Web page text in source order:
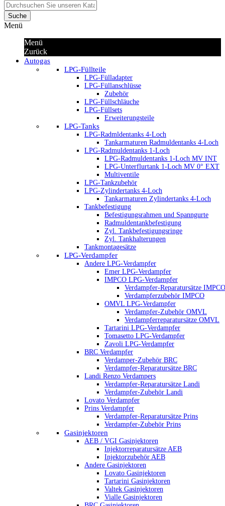
Suche
Menü
Menü
Zurück
Autogas
LPG-Füllteile
LPG-Fülladapter
LPG-Füllanschlüsse
Zubehör
LPG-Füllschläuche
LPG-Füllsets
Erweiterungsteile
LPG-Tanks
LPG-Radmldentanks 4-Loch
Tankarmaturen Radmuldentanks 4-Loch
LPG-Radmuldentanks 1-Loch
LPG-Radmuldentanks 1-Loch MV INT
LPG-Unterflurtank 1-Loch MV 0° EXT
Multiventile
LPG-Tankzubehör
LPG-Zylindertanks 4-Loch
Tankarmaturen Zylindertanks 4-Loch
Tankbefestigung
Befestigungsrahmen und Spanngurte
Radmuldentankbefestigung
Zyl. Tankbefestigungsringe
Zyl. Tankhalterungen
Tankmontagesätze
LPG-Verdampfer
Andere LPG-Verdampfer
Emer LPG-Verdampfer
IMPCO LPG-Verdampfer
Verdampfer-Reparatursätze IMPCO
Verdampferzubehör IMPCO
OMVL LPG-Verdampfer
Verdampfer-Zubehör OMVL
Verdampferreparatursätze OMVL
Tartarini LPG-Verdampfer
Tomasetto LPG-Verdampfer
Zavoli LPG-Verdampfer
BRC Verdampfer
Verdamper-Zubehör BRC
Verdampfer-Reparatursätze BRC
Landi Renzo Verdampers
Verdampfer-Reparatursätze Landi
Verdampfer-Zubehör Landi
Lovato Verdampfer
Prins Verdampfer
Verdampfer-Reparatursätze Prins
Verdampfer-Zubehör Prins
Gasinjektoren
AEB / VGI Gasinjektoren
Injektorreparatursätze AEB
Injektorzubehör AEB
Andere Gasinjektoren
Lovato Gasinjektoren
Tartarini Gasinjektoren
Valtek Gasinjektoren
Vialle Gasinjektoren